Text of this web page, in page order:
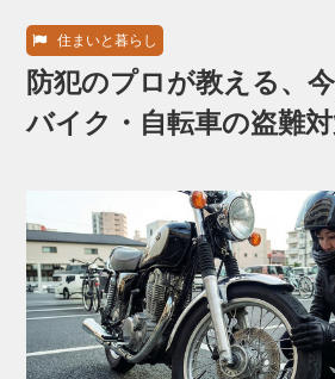
住まいと暮らし
防犯のプロが教える、
バイク・自転車の盗難対